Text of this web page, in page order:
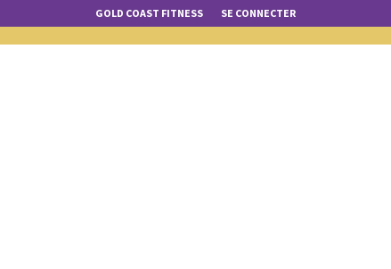
GOLD COAST FITNESS SE CONNECTER